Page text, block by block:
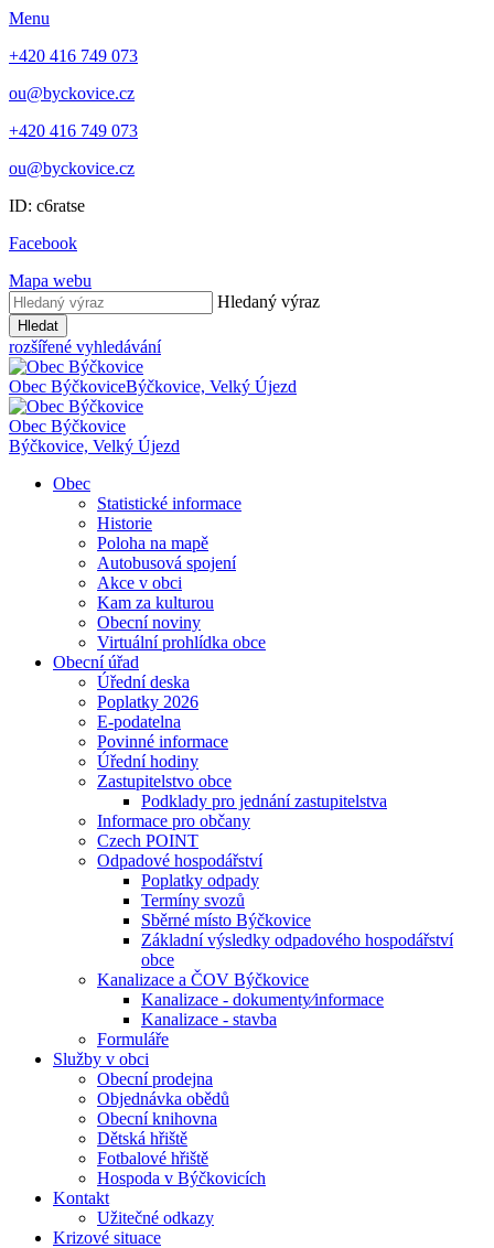
Menu
+420 416 749 073
ou@byckovice.cz
+420 416 749 073
ou@byckovice.cz
ID: c6ratse
Facebook
Mapa webu
Hledaný výraz
Hledat
rozšířené vyhledávání
Obec BýčkoviceBýčkovice, Velký Újezd
Obec Býčkovice
Býčkovice, Velký Újezd
Obec
Statistické informace
Historie
Poloha na mapě
Autobusová spojení
Akce v obci
Kam za kulturou
Obecní noviny
Virtuální prohlídka obce
Obecní úřad
Úřední deska
Poplatky 2026
E-podatelna
Povinné informace
Úřední hodiny
Zastupitelstvo obce
Podklady pro jednání zastupitelstva
Informace pro občany
Czech POINT
Odpadové hospodářství
Poplatky odpady
Termíny svozů
Sběrné místo Býčkovice
Základní výsledky odpadového hospodářství
obce
Kanalizace a ČOV Býčkovice
Kanalizace - dokumenty⁄informace
Kanalizace - stavba
Formuláře
Služby v obci
Obecní prodejna
Objednávka obědů
Obecní knihovna
Dětská hřiště
Fotbalové hřiště
Hospoda v Býčkovicích
Kontakt
Užitečné odkazy
Krizové situace